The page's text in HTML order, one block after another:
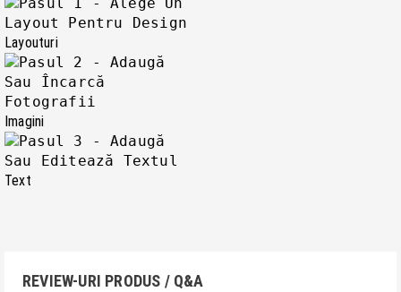
Layouturi
Imagini
Text
REVIEW-URI PRODUS / Q&A